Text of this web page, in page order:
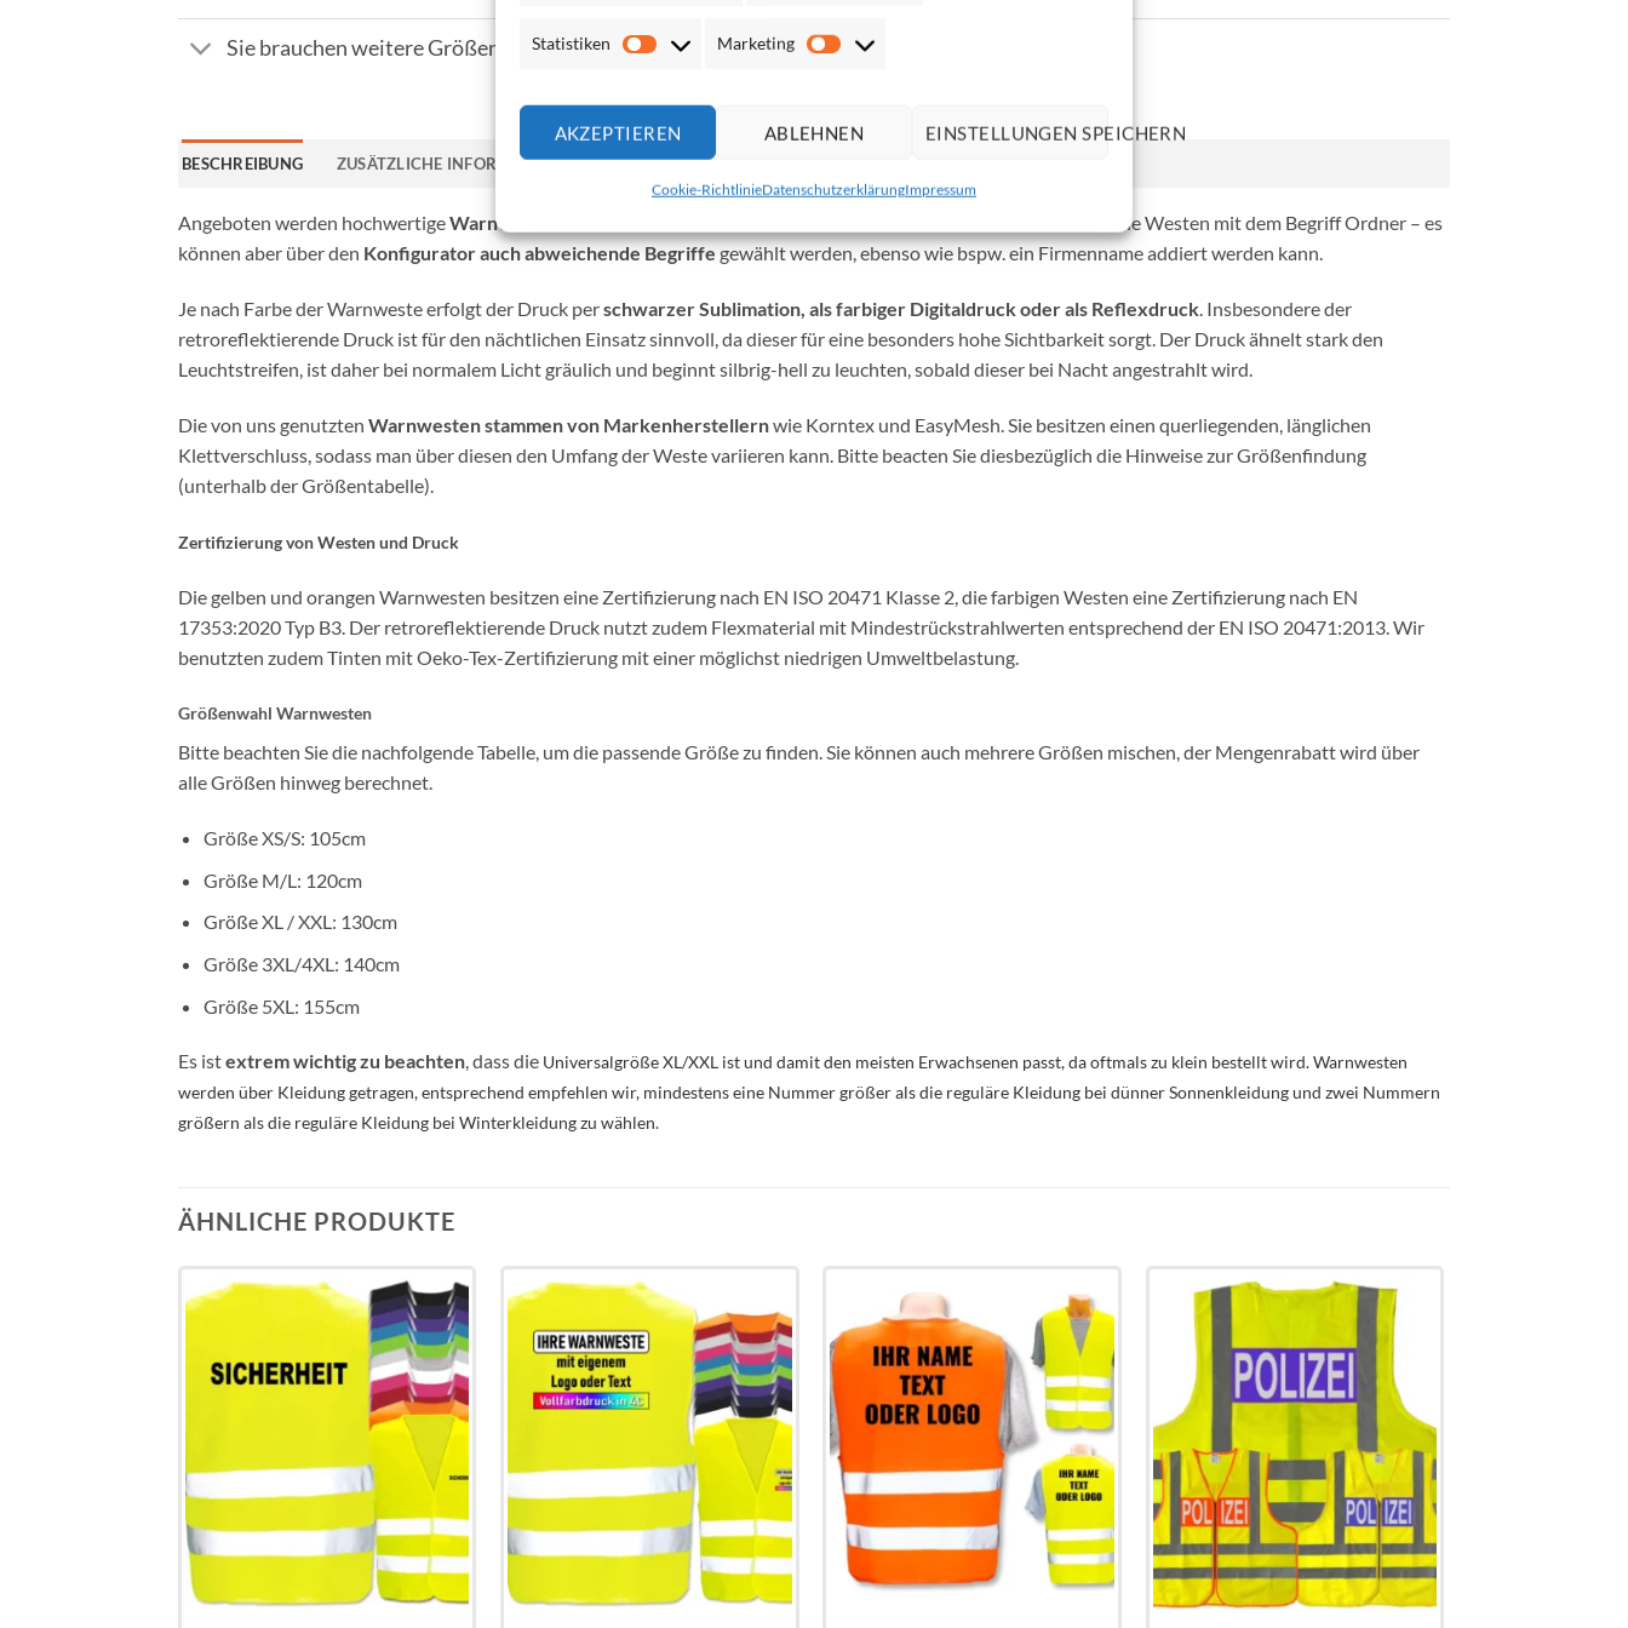
Statistiken
Statistiken
Marketing
Marketing
AKZEPTIEREN ABLEHNEN EINSTELLUNGEN SPEICHERN
Cookie-RichtlinieDatenschutzerklärungImpressum
Sie brauchen weitere Größen / Farben mit ANDEREM Design?
BESCHREIBUNG ZUSÄTZLICHE INFORMATION GPSR-ANGABEN (HERSTELLER & ZERTIFIKATE)
Angeboten werden hochwertigeWarnwesten mit Aufdruck Ordner
in vielen Farben und Größen. Bedruckt sind die Westen mit dem Begriff Ordner – es
können aber über den Konfigurator auch abweichende Begriffe gewählt werden, ebenso wie bspw. ein Firmenname addiert werden kann.
Je nach Farbe der Warnweste erfolgt der Druck perschwarzer Sublimation, als farbiger Digitaldruck oder als Reflexdruck. Insbesondere der
retroreflektierende Druck ist für den nächtlichen Einsatz sinnvoll, da dieser für eine besonders hohe Sichtbarkeit sorgt. Der Druck ähnelt stark den
Leuchtstreifen, ist daher bei normalem Licht gräulich und beginnt silbrig-hell zu leuchten, sobald dieser bei Nacht angestrahlt wird.
Die von uns genutzten Warnwesten stammen von Markenherstellernwie Korntex und EasyMesh. Sie besitzen einen querliegenden, länglichen
Klettverschluss, sodass man über diesen den Umfang der Weste variieren kann. Bitte beacten Sie diesbezüglich die Hinweise zur Größenfindung
(unterhalb der Größentabelle).
Zertifizierung von Westen und Druck
Die gelben und orangen Warnwesten besitzen eine Zertifizierung nach EN ISO 20471 Klasse 2, die farbigen Westen eine Zertifizierung nach EN
17353:2020 Typ B3. Der retroreflektierende Druck nutzt zudem Flexmaterial mit Mindestrückstrahlwerten entsprechend der EN ISO 20471:2013. Wir
benutzten zudem Tinten mit Oeko-Tex-Zertifizierung mit einer möglichst niedrigen Umweltbelastung.
Größenwahl Warnwesten
Bitte beachten Sie die nachfolgende Tabelle, um die passende Größe zu finden. Sie können auch mehrere Größen mischen, der Mengenrabatt wird über
alle Größen hinweg berechnet.
Größe XS/S: 105cm
Größe M/L: 120cm
Größe XL / XXL: 130cm
Größe 3XL/4XL: 140cm
Größe 5XL: 155cm
Es istextrem wichtig zu beachten, dass die Universalgröße XL/XXL ist und damit den meisten Erwachsenen passt, da oftmals zu klein bestellt wird. Warnwesten
werden über Kleidung getragen, entsprechend empfehlen wir, mindestens eine Nummer größer als die reguläre Kleidung bei dünner Sonnenkleidung und zwei Nummern
größern als die reguläre Kleidung bei Winterkleidung zu wählen.
ÄHNLICHE PRODUKTE
Add to
wishlist
wishlist
Add to
wishlist